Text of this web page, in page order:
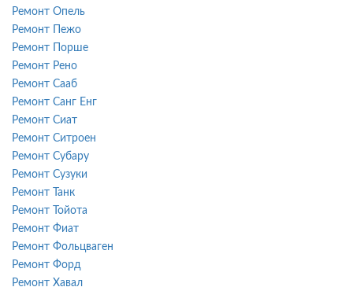
Ремонт Опель
Ремонт Пежо
Ремонт Порше
Ремонт Рено
Ремонт Сааб
Ремонт Санг Енг
Ремонт Сиат
Ремонт Ситроен
Ремонт Субару
Ремонт Сузуки
Ремонт Танк
Ремонт Тойота
Ремонт Фиат
Ремонт Фольцваген
Ремонт Форд
Ремонт Хавал